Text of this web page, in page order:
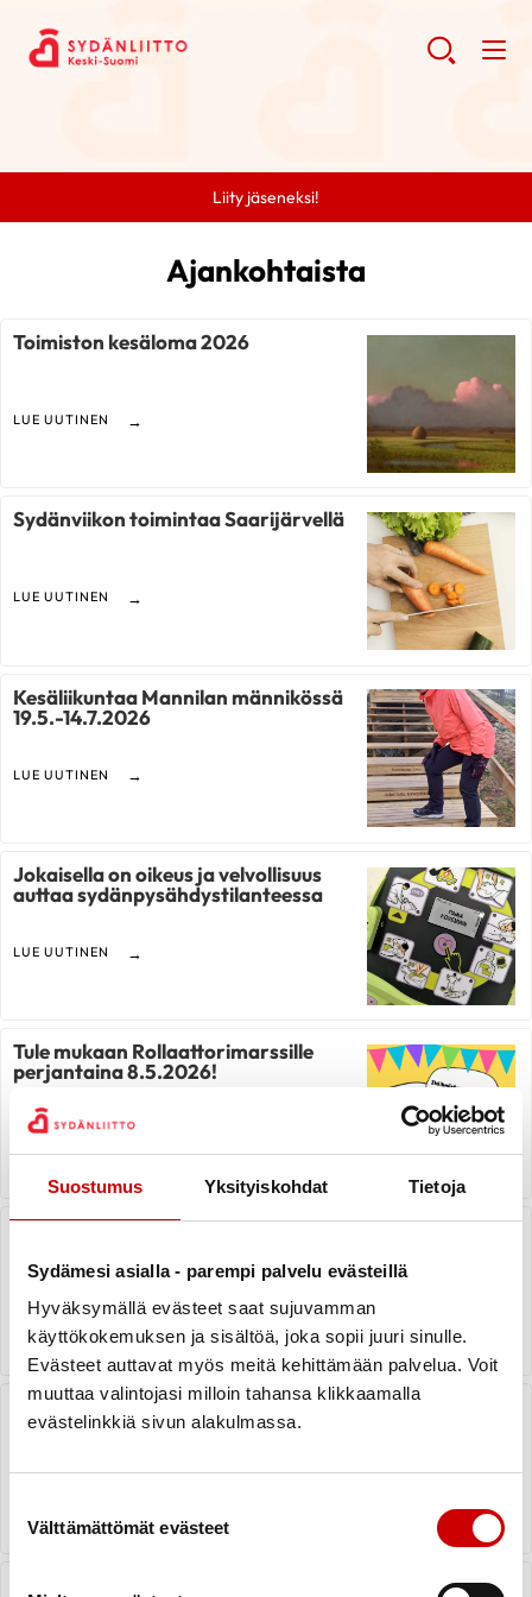
Suostumus Yksityiskohdat Tietoja
Sydämesi asialla - parempi palvelu evästeillä
Hyväksymällä evästeet saat sujuvamman
käyttökokemuksen ja sisältöä, joka sopii juuri sinulle.
Evästeet auttavat myös meitä kehittämään palvelua. Voit
muuttaa valintojasi milloin tahansa klikkaamalla
evästelinkkiä sivun alakulmassa.
Välttämättömät evästeet
Liity jäseneksi!
Ajankohtaista
Toimiston kesäloma 2026
LUE UUTINEN
Sydänviikon toimintaa Saarijärvellä
LUE UUTINEN
Kesäliikuntaa Mannilan männikössä
19.5.-14.7.2026
LUE UUTINEN
Jokaisella on oikeus ja velvollisuus
auttaa sydänpysähdystilanteessa
LUE UUTINEN
Tule mukaan Rollaattorimarssille
perjantaina 8.5.2026!
LUE UUTINEN
Yhdessä enemmän messut
LUE UUTINEN
Kangasniemen Sydänyhdistys 55-
vuotisjuhla 19.4.2026